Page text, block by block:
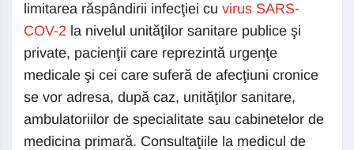
limitarea răspândirii infecţiei cu virus SARS-
COV-2 la nivelul unităţilor sanitare publice şi
private, pacienţii care reprezintă urgenţe
medicale şi cei care suferă de afecţiuni cronice
se vor adresa, după caz, unităţilor sanitare,
ambulatoriilor de specialitate sau cabinetelor de
medicina primară. Consultaţiile la medicul de